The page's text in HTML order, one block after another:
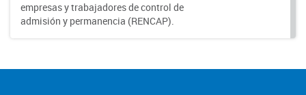
empresas y trabajadores de control de
admisión y permanencia (RENCAP).